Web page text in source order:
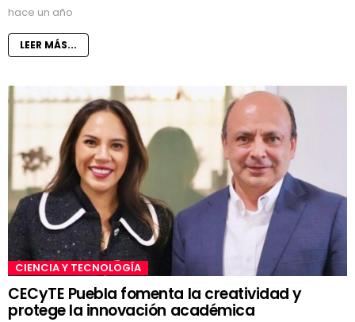
hace un año
LEER MÁS...
CIENCIA Y TECNOLOGÍA
CECyTE Puebla fomenta la creatividad y
protege la innovación académica